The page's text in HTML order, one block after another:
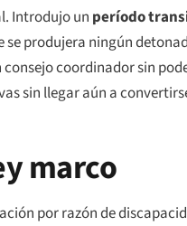
Introdujo un período
se produjera ningún
coordinador sin
sin llegar aún a
marco
por razón de